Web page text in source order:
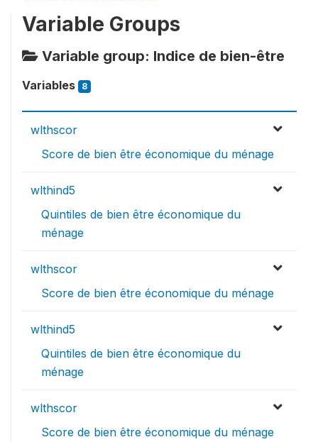
Variable Groups
Variable group: Indice de bien-être
Variables 8
wlthscor
Score de bien être économique du ménage
wlthind5
Quintiles de bien être économique du
ménage
wlthscor
Score de bien être économique du ménage
wlthind5
Quintiles de bien être économique du
ménage
wlthscor
Score de bien être économique du ménage